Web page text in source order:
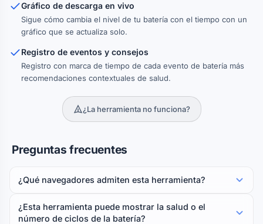
Gráfico de descarga en vivo
Sigue cómo cambia el nivel de tu batería con el tiempo con un
gráfico que se actualiza solo.
Registro de eventos y consejos
Registro con marca de tiempo de cada evento de batería más
recomendaciones contextuales de salud.
¿La herramienta no funciona?
Preguntas frecuentes
¿Qué navegadores admiten esta herramienta?
¿Esta herramienta puede mostrar la salud o el
número de ciclos de la batería?